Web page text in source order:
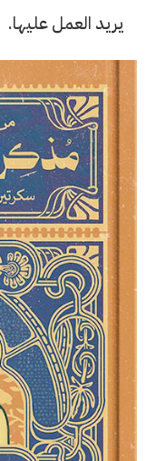
يريد العمل عليها.